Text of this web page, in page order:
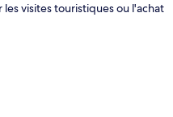
visites touristiques ou l'achat